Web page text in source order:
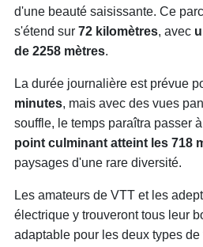
d'une beauté saisissante. Ce
s'étend sur 72 kilomètres, avec
de 2258 mètres.
La durée journalière est prévue
minutes, mais avec des vues
souffle, le temps paraîtra passer
point culminant atteint les 718
paysages d'une rare diversité.
Les amateurs de VTT et les
électrique y trouveront tous leur
adaptable pour les deux types